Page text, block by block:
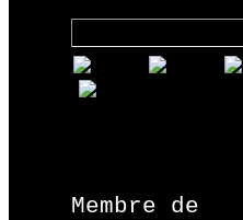
Membre de